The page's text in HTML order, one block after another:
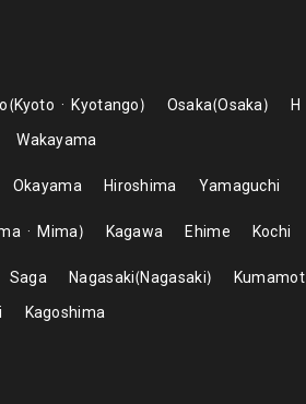
Kyoto Kyotango Osaka Osaka
H
Wakayama
Okayama Hiroshima Yamaguchi
Mima Kagawa Ehime Kochi
Saga Nagasaki Nagasaki
Kumamot
Kagoshima